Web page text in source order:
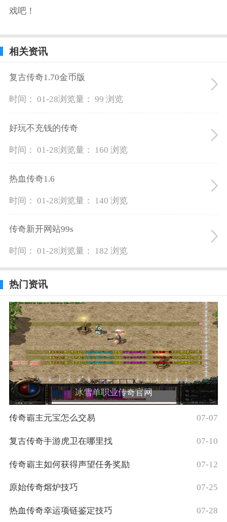
戏吧！
相关资讯
复古传奇1.70金币版
时间： 01-28浏览量： 99 浏览
好玩不充钱的传奇
时间： 01-28浏览量： 160 浏览
热血传奇1.6
时间： 01-28浏览量： 140 浏览
传奇新开网站99s
时间： 01-28浏览量： 182 浏览
热门资讯
冰雪单职业传奇官网
传奇霸主元宝怎么交易 07-07
复古传奇手游虎卫在哪里找 07-10
传奇霸主如何获得声望任务奖励 07-12
原始传奇熔炉技巧 07-25
热血传奇幸运项链鉴定技巧 07-28